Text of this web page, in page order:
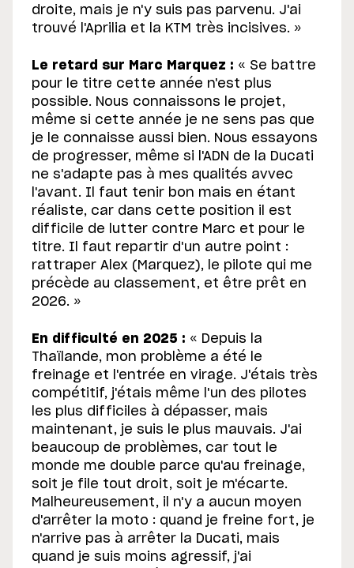
droite, mais je n'y suis pas parvenu. J'ai
trouvé l'Aprilia et la KTM très incisives. »
Le retard sur Marc Marquez : « Se battre
pour le titre cette année n'est plus
possible. Nous connaissons le projet,
même si cette année je ne sens pas que
je le connaisse aussi bien. Nous essayons
de progresser, même si l'ADN de la Ducati
ne s'adapte pas à mes qualités avvec
l'avant. Il faut tenir bon mais en étant
réaliste, car dans cette position il est
difficile de lutter contre Marc et pour le
titre. Il faut repartir d'un autre point :
rattraper Alex (Marquez), le pilote qui me
précède au classement, et être prêt en
2026. »
En difficulté en 2025 : « Depuis la
Thaïlande, mon problème a été le
freinage et l'entrée en virage. J'étais très
compétitif, j'étais même l'un des pilotes
les plus difficiles à dépasser, mais
maintenant, je suis le plus mauvais. J'ai
beaucoup de problèmes, car tout le
monde me double parce qu'au freinage,
soit je file tout droit, soit je m'écarte.
Malheureusement, il n'y a aucun moyen
d'arrêter la moto : quand je freine fort, je
n'arrive pas à arrêter la Ducati, mais
quand je suis moins agressif, j'ai